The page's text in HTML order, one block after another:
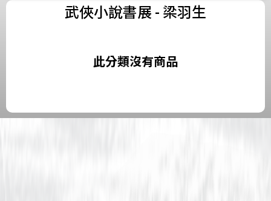
武俠小說書展 - 梁羽生
此分類沒有商品